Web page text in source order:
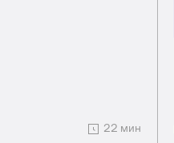
22 мин